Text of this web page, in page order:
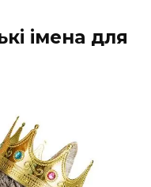
імена для